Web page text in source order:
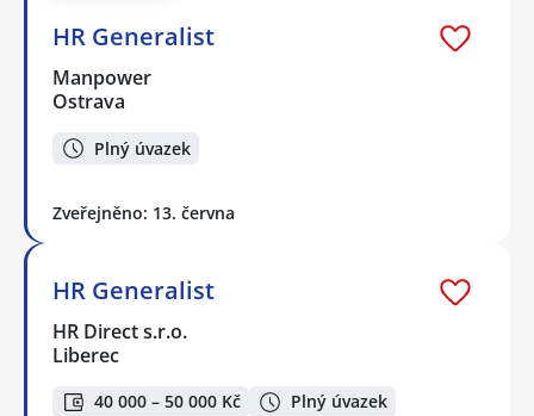
HR Generalist
Manpower
Ostrava
Plný úvazek
Zveřejněno: 13. června
HR Generalist
HR Direct s.r.o.
Liberec
40 000 – 50 000 Kč Plný úvazek